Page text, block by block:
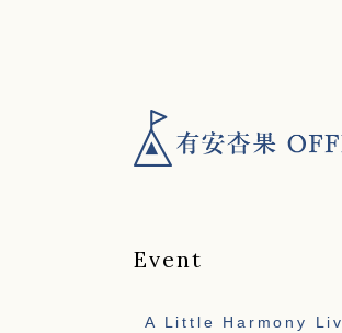
Event
A Little Harmony